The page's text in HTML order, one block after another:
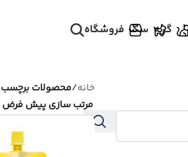
گربه سگ فروشگاه
خانه/محصولات